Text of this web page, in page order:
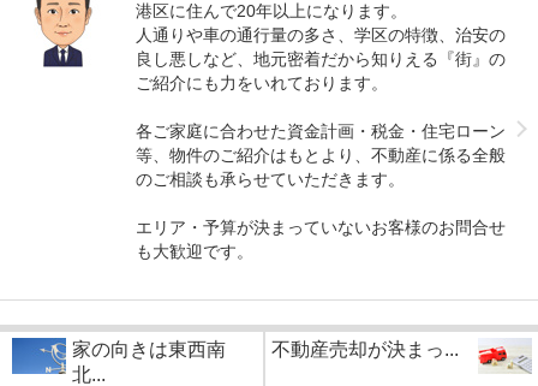
港区に住んで20年以上になります。
人通りや車の通行量の多さ、学区の特徴、治安の
良し悪しなど、地元密着だから知りえる『街』の
ご紹介にも力をいれております。
各ご家庭に合わせた資金計画・税金・住宅ローン
等、物件のご紹介はもとより、不動産に係る全般
のご相談も承らせていただきます。
エリア・予算が決まっていないお客様のお問合せ
も大歓迎です。
家の向きは東西南
北...
不動産売却が決まっ...